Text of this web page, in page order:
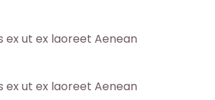
ex ut ex laoreet Aenean
ex ut ex laoreet Aenean